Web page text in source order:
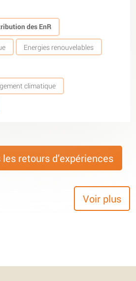
des EnR
Energies renouvelables
climatique
les retours d’expériences
Voir plus